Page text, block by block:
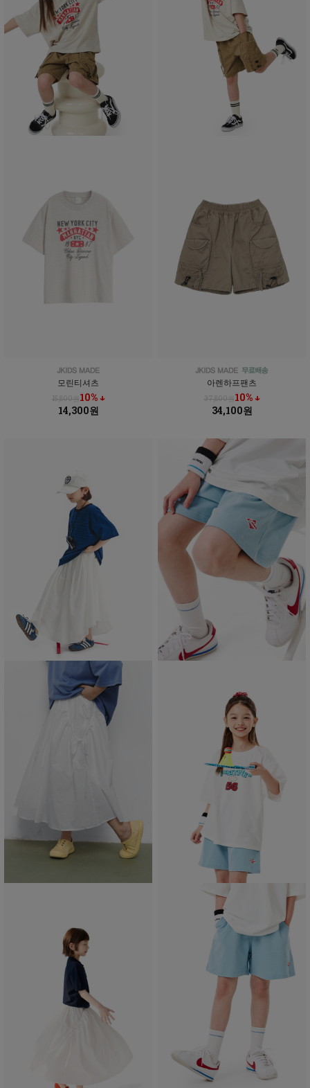
모린티셔츠
15,800원10% ↓
14,300원
아렌하프팬츠
37,800원10% ↓
34,100원